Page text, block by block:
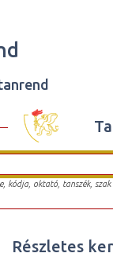
kódja, oktató, tanszék,
Részletes